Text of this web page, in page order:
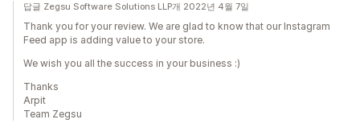
답글 Zegsu Software Solutions LLP개 2022년 4월 7일
Thank you for your review. We are glad to know that our Instagram
Feed app is adding value to your store.
We wish you all the success in your business :)
Thanks
Arpit
Team Zegsu